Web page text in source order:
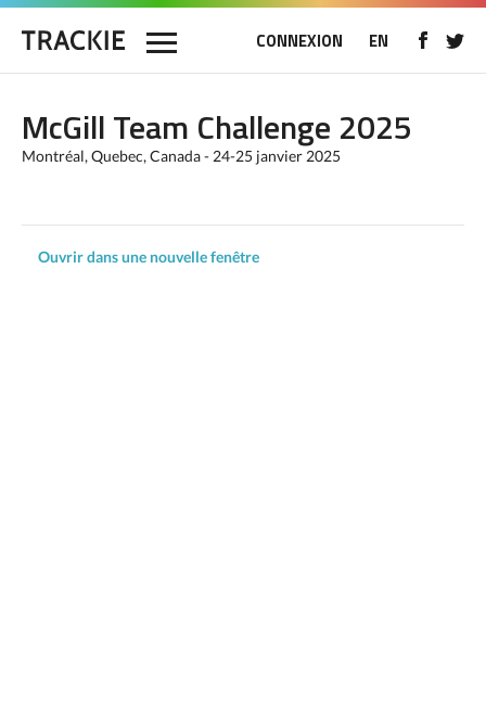
CONNEXION EN
McGill Team Challenge 2025
Montréal, Quebec, Canada - 24-25 janvier 2025
Ouvrir dans une nouvelle fenêtre